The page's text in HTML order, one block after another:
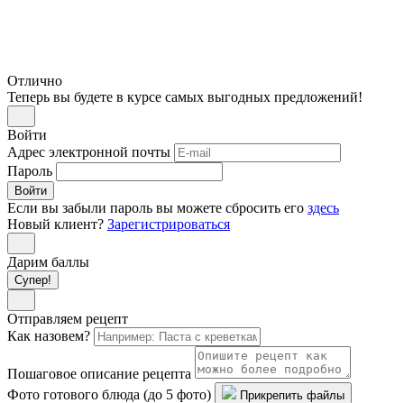
Отлично
Теперь вы будете в курсе самых выгодных предложений!
Войти
Адрес электронной почты
Пароль
Войти
Если вы забыли пароль вы можете сбросить его здесь
Новый клиент? Зарегистрироваться
Дарим баллы
Супер!
Отправляем рецепт
Как назовем?
Пошаговое описание рецепта
Фото готового блюда (до 5 фото)
Прикрепить файлы